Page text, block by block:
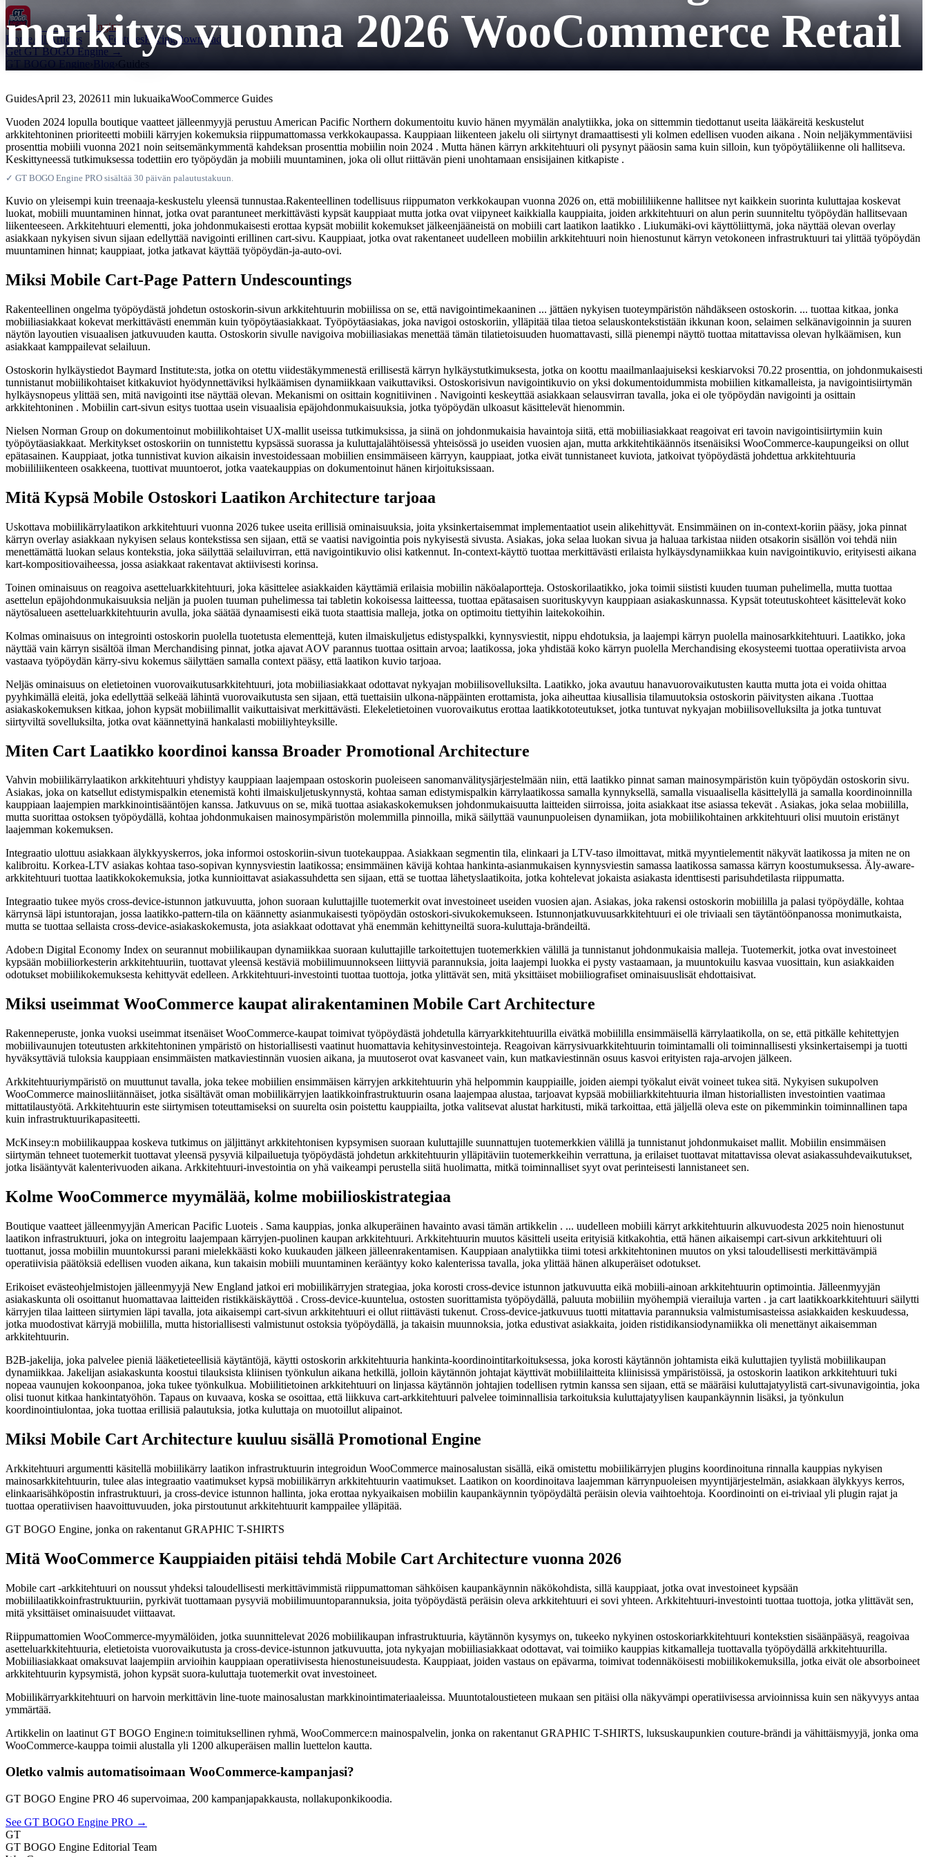
GT BOGO
Engine
HomeAll Articles FeaturesPricingDownloads
Get GT BOGO Engine →
GT BOGO Engine ›Blog›Guides
merkitys vuonna 2026 WooCommerce Retail
GuidesApril 23, 202611 min lukuaikaWooCommerce Guides
Vuoden 2024 lopulla boutique vaatteet jälleenmyyjä perustuu American Pacific Northern dokumentoitu kuvio hänen myymälän analytiikka, joka on sittemmin tiedottanut useita lääkäreitä keskustelut
arkkitehtoninen prioriteetti mobiili kärryjen kokemuksia riippumattomassa verkkokaupassa. Kauppiaan liikenteen jakelu oli siirtynyt dramaattisesti yli kolmen edellisen vuoden aikana . Noin neljäkymmentäviisi
prosenttia mobiili vuonna 2021 noin seitsemänkymmentä kahdeksan prosenttia mobiilin noin 2024 . Mutta hänen kärryn arkkitehtuuri oli pysynyt pääosin sama kuin silloin, kun työpöytäliikenne oli hallitseva.
Keskittyneessä tutkimuksessa todettiin ero työpöydän ja mobiili muuntaminen, joka oli ollut riittävän pieni unohtamaan ensisijainen kitkapiste .
✓ GT BOGO Engine PRO sisältää 30 päivän palautustakuun.
Kuvio on yleisempi kuin treenaaja-keskustelu yleensä tunnustaa.Rakenteellinen todellisuus riippumaton verkkokaupan vuonna 2026 on, että mobiililiikenne hallitsee nyt kaikkein suorinta kuluttajaa koskevat
luokat, mobiili muuntaminen hinnat, jotka ovat parantuneet merkittävästi kypsät kauppiaat mutta jotka ovat viipyneet kaikkialla kauppiaita, joiden arkkitehtuuri on alun perin suunniteltu työpöydän hallitsevaan
liikenteeseen. Arkkitehtuuri elementti, joka johdonmukaisesti erottaa kypsät mobiilit kokemukset jälkeenjääneistä on mobiili cart laatikon laatikko . Liukumäki-ovi käyttöliittymä, joka näyttää olevan overlay
asiakkaan nykyisen sivun sijaan edellyttää navigointi erillinen cart-sivu. Kauppiaat, jotka ovat rakentaneet uudelleen mobiilin arkkitehtuuri noin hienostunut kärryn vetokoneen infrastruktuuri tai ylittää työpöydän
muuntaminen hinnat; kauppiaat, jotka jatkavat käyttää työpöydän-ja-auto-ovi.
Miksi Mobile Cart-Page Pattern Undescountings
Rakenteellinen ongelma työpöydästä johdetun ostoskorin-sivun arkkitehtuurin mobiilissa on se, että navigointimekaaninen ... jättäen nykyisen tuoteympäristön nähdäkseen ostoskorin. ... tuottaa kitkaa, jonka
mobiiliasiakkaat kokevat merkittävästi enemmän kuin työpöytäasiakkaat. Työpöytäasiakas, joka navigoi ostoskoriin, ylläpitää tilaa tietoa selauskontekstistään ikkunan koon, selaimen selkänavigoinnin ja suuren
näytön layoutien visuaalisen jatkuvuuden kautta. Ostoskorin sivulle navigoiva mobiiliasiakas menettää tämän tilatietoisuuden huomattavasti, sillä pienempi näyttö tuottaa mitattavissa olevan hylkäämisen, kun
asiakkaat kamppailevat selailuun.
Ostoskorin hylkäystiedot Baymard Institute:sta, jotka on otettu viidestäkymmenestä erillisestä kärryn hylkäystutkimuksesta, jotka on koottu maailmanlaajuiseksi keskiarvoksi 70.22 prosenttia, on johdonmukaisesti
tunnistanut mobiilikohtaiset kitkakuviot hyödynnettäviksi hylkäämisen dynamiikkaan vaikuttaviksi. Ostoskorisivun navigointikuvio on yksi dokumentoidummista mobiilien kitkamalleista, ja navigointisiirtymän
hylkäysnopeus ylittää sen, mitä navigointi itse näyttää olevan. Mekanismi on osittain kognitiivinen . Navigointi keskeyttää asiakkaan selausvirran tavalla, joka ei ole työpöydän navigointi ja osittain
arkkitehtoninen . Mobiilin cart-sivun esitys tuottaa usein visuaalisia epäjohdonmukaisuuksia, jotka työpöydän ulkoasut käsittelevät hienommin.
Nielsen Norman Group on dokumentoinut mobiilikohtaiset UX-mallit useissa tutkimuksissa, ja siinä on johdonmukaisia havaintoja siitä, että mobiiliasiakkaat reagoivat eri tavoin navigointisiirtymiin kuin
työpöytäasiakkaat. Merkitykset ostoskoriin on tunnistettu kypsässä suorassa ja kuluttajalähtöisessä yhteisössä jo useiden vuosien ajan, mutta arkkitehtikäännös itsenäisiksi WooCommerce-kaupungeiksi on ollut
epätasainen. Kauppiaat, jotka tunnistivat kuvion aikaisin investoidessaan mobiilien ensimmäiseen kärryyn, kauppiaat, jotka eivät tunnistaneet kuviota, jatkoivat työpöydästä johdettua arkkitehtuuria
mobiililiikenteen osakkeena, tuottivat muuntoerot, jotka vaatekauppias on dokumentoinut hänen kirjoituksissaan.
Mitä Kypsä Mobile Ostoskori Laatikon Architecture tarjoaa
Uskottava mobiilikärrylaatikon arkkitehtuuri vuonna 2026 tukee useita erillisiä ominaisuuksia, joita yksinkertaisemmat implementaatiot usein alikehittyvät. Ensimmäinen on in-context-koriin pääsy, joka pinnat
kärryn overlay asiakkaan nykyisen selaus kontekstissa sen sijaan, että se vaatisi navigointia pois nykyisestä sivusta. Asiakas, joka selaa luokan sivua ja haluaa tarkistaa niiden otsakorin sisällön voi tehdä niin
menettämättä luokan selaus kontekstia, joka säilyttää selailuvirran, että navigointikuvio olisi katkennut. In-context-käyttö tuottaa merkittävästi erilaista hylkäysdynamiikkaa kuin navigointikuvio, erityisesti aikana
kart-kompositiovaiheessa, jossa asiakkaat rakentavat aktiivisesti korinsa.
Toinen ominaisuus on reagoiva asetteluarkkitehtuuri, joka käsittelee asiakkaiden käyttämiä erilaisia mobiilin näköalaportteja. Ostoskorilaatikko, joka toimii siististi kuuden tuuman puhelimella, mutta tuottaa
asettelun epäjohdonmukaisuuksia neljän ja puolen tuuman puhelimessa tai tabletin kokoisessa laitteessa, tuottaa epätasaisen suorituskyvyn kauppiaan asiakaskunnassa. Kypsät toteutuskohteet käsittelevät koko
näytösalueen asetteluarkkitehtuurin avulla, joka säätää dynaamisesti eikä tuota staattisia malleja, jotka on optimoitu tiettyihin laitekokoihin.
Kolmas ominaisuus on integrointi ostoskorin puolella tuotetusta elementtejä, kuten ilmaiskuljetus edistyspalkki, kynnysviestit, nippu ehdotuksia, ja laajempi kärryn puolella mainosarkkitehtuuri. Laatikko, joka
näyttää vain kärryn sisältöä ilman Merchandising pinnat, jotka ajavat AOV parannus tuottaa osittain arvoa; laatikossa, joka yhdistää koko kärryn puolella Merchandising ekosysteemi tuottaa operatiivista arvoa
vastaava työpöydän kärry-sivu kokemus säilyttäen samalla context pääsy, että laatikon kuvio tarjoaa.
Neljäs ominaisuus on eletietoinen vuorovaikutusarkkitehtuuri, jota mobiiliasiakkaat odottavat nykyajan mobiilisovelluksilta. Laatikko, joka avautuu hanavuorovaikutusten kautta mutta jota ei voida ohittaa
pyyhkimällä eleitä, joka edellyttää selkeää lähintä vuorovaikutusta sen sijaan, että tuettaisiin ulkona-näppäinten erottamista, joka aiheuttaa kiusallisia tilamuutoksia ostoskorin päivitysten aikana .Tuottaa
asiakaskokemuksen kitkaa, johon kypsät mobiilimallit vaikuttaisivat merkittävästi. Elekeletietoinen vuorovaikutus erottaa laatikkototeutukset, jotka tuntuvat nykyajan mobiilisovelluksilta ja jotka tuntuvat
siirtyviltä sovelluksilta, jotka ovat käännettyinä hankalasti mobiiliyhteyksille.
Miten Cart Laatikko koordinoi kanssa Broader Promotional Architecture
Vahvin mobiilikärrylaatikon arkkitehtuuri yhdistyy kauppiaan laajempaan ostoskorin puoleiseen sanomanvälitysjärjestelmään niin, että laatikko pinnat saman mainosympäristön kuin työpöydän ostoskorin sivu.
Asiakas, joka on katsellut edistymispalkin etenemistä kohti ilmaiskuljetuskynnystä, kohtaa saman edistymispalkin kärrylaatikossa samalla kynnyksellä, samalla visuaalisella käsittelyllä ja samalla koordinoinnilla
kauppiaan laajempien markkinointisääntöjen kanssa. Jatkuvuus on se, mikä tuottaa asiakaskokemuksen johdonmukaisuutta laitteiden siirroissa, joita asiakkaat itse asiassa tekevät . Asiakas, joka selaa mobiililla,
mutta suorittaa ostoksen työpöydällä, kohtaa johdonmukaisen mainosympäristön molemmilla pinnoilla, mikä säilyttää vaununpuoleisen dynamiikan, jota mobiilikohtainen arkkitehtuuri olisi muutoin eristänyt
laajemman kokemuksen.
Integraatio ulottuu asiakkaan älykkyyskerros, joka informoi ostoskoriin-sivun tuotekauppaa. Asiakkaan segmentin tila, elinkaari ja LTV-taso ilmoittavat, mitkä myyntielementit näkyvät laatikossa ja miten ne on
kalibroitu. Korkea-LTV asiakas kohtaa taso-sopivan kynnysviestin laatikossa; ensimmäinen kävijä kohtaa hankinta-asianmukaisen kynnysviestin samassa laatikossa samassa kärryn koostumuksessa. Äly-aware-
arkkitehtuuri tuottaa laatikkokokemuksia, jotka kunnioittavat asiakassuhdetta sen sijaan, että se tuottaa lähetyslaatikoita, jotka kohtelevat jokaista asiakasta identtisesti parisuhdetilasta riippumatta.
Integraatio tukee myös cross-device-istunnon jatkuvuutta, johon suoraan kuluttajille tuotemerkit ovat investoineet useiden vuosien ajan. Asiakas, joka rakensi ostoskorin mobiililla ja palasi työpöydälle, kohtaa
kärrynsä läpi istuntorajan, jossa laatikko-pattern-tila on käännetty asianmukaisesti työpöydän ostoskori-sivukokemukseen. Istunnonjatkuvuusarkkitehtuuri ei ole triviaali sen täytäntöönpanossa monimutkaista,
mutta se tuottaa sellaista cross-device-asiakaskokemusta, jota asiakkaat odottavat yhä enemmän kehittyneiltä suora-kuluttaja-brändeiltä.
Adobe:n Digital Economy Index on seurannut mobiilikaupan dynamiikkaa suoraan kuluttajille tarkoitettujen tuotemerkkien välillä ja tunnistanut johdonmukaisia malleja. Tuotemerkit, jotka ovat investoineet
kypsään mobiiliorkesterin arkkitehtuuriin, tuottavat yleensä kestäviä mobiilimuunnokseen liittyviä parannuksia, joita laajempi luokka ei pysty vastaamaan, ja muuntokuilu kasvaa vuosittain, kun asiakkaiden
odotukset mobiilikokemuksesta kehittyvät edelleen. Arkkitehtuuri-investointi tuottaa tuottoja, jotka ylittävät sen, mitä yksittäiset mobiiliografiset ominaisuuslisät ehdottaisivat.
Miksi useimmat WooCommerce kaupat alirakentaminen Mobile Cart Architecture
Rakenneperuste, jonka vuoksi useimmat itsenäiset WooCommerce-kaupat toimivat työpöydästä johdetulla kärryarkkitehtuurilla eivätkä mobiililla ensimmäisellä kärrylaatikolla, on se, että pitkälle kehitettyjen
mobiilivaunujen toteutusten arkkitehtoninen ympäristö on historiallisesti vaatinut huomattavia kehitysinvestointeja. Reagoivan kärrysivuarkkitehtuurin toimintamalli oli toiminnallisesti yksinkertaisempi ja tuotti
hyväksyttäviä tuloksia kauppiaan ensimmäisten matkaviestinnän vuosien aikana, ja muutoserot ovat kasvaneet vain, kun matkaviestinnän osuus kasvoi erityisten raja-arvojen jälkeen.
Arkkitehtuuriympäristö on muuttunut tavalla, joka tekee mobiilien ensimmäisen kärryjen arkkitehtuurin yhä helpommin kauppiaille, joiden aiempi työkalut eivät voineet tukea sitä. Nykyisen sukupolven
WooCommerce mainosliitännäiset, jotka sisältävät oman mobiilikärryjen laatikkoinfrastruktuurin osana laajempaa alustaa, tarjoavat kypsää mobiiliarkkitehtuuria ilman historiallisten investointien vaatimaa
mittatilaustyötä. Arkkitehtuurin este siirtymisen toteuttamiseksi on suurelta osin poistettu kauppiailta, jotka valitsevat alustat harkitusti, mikä tarkoittaa, että jäljellä oleva este on pikemminkin toiminnallinen tapa
kuin infrastruktuurikapasiteetti.
McKinsey:n mobiilikauppaa koskeva tutkimus on jäljittänyt arkkitehtonisen kypsymisen suoraan kuluttajille suunnattujen tuotemerkkien välillä ja tunnistanut johdonmukaiset mallit. Mobiilin ensimmäisen
siirtymän tehneet tuotemerkit tuottavat yleensä pysyviä kilpailuetuja työpöydästä johdetun arkkitehtuurin ylläpitäviin tuotemerkkeihin verrattuna, ja erilaiset tuottavat mitattavissa olevat asiakassuhdevaikutukset,
jotka lisääntyvät kalenterivuoden aikana. Arkkitehtuuri-investointia on yhä vaikeampi perustella siitä huolimatta, mitkä toiminnalliset syyt ovat perinteisesti lannistaneet sen.
Kolme WooCommerce myymälää, kolme mobiilioskistrategiaa
Boutique vaatteet jälleenmyyjän American Pacific Luoteis . Sama kauppias, jonka alkuperäinen havainto avasi tämän artikkelin . ... uudelleen mobiili kärryt arkkitehtuurin alkuvuodesta 2025 noin hienostunut
laatikon infrastruktuuri, joka on integroitu laajempaan kärryjen-puolinen kaupan arkkitehtuuri. Arkkitehtuurin muutos käsitteli useita erityisiä kitkakohtia, että hänen aikaisempi cart-sivun arkkitehtuuri oli
tuottanut, jossa mobiilin muuntokurssi parani mielekkäästi koko kuukauden jälkeen jälleenrakentamisen. Kauppiaan analytiikka tiimi totesi arkkitehtoninen muutos on yksi taloudellisesti merkittävämpiä
operatiivisia päätöksiä edellisen vuoden aikana, kun takaisin mobiili muuntaminen kerääntyy koko kalenterissa tavalla, joka ylittää hänen alkuperäiset odotukset.
Erikoiset evästeohjelmistojen jälleenmyyjä New England jatkoi eri mobiilikärryjen strategiaa, joka korosti cross-device istunnon jatkuvuutta eikä mobiili-ainoan arkkitehtuurin optimointia. Jälleenmyyjän
asiakaskunta oli osoittanut huomattavaa laitteiden ristikkäiskäyttöä . Cross-device-kuuntelua, ostosten suorittamista työpöydällä, paluuta mobiiliin myöhempiä vierailuja varten . ja cart laatikkoarkkitehtuuri säilytti
kärryjen tilaa laitteen siirtymien läpi tavalla, jota aikaisempi cart-sivun arkkitehtuuri ei ollut riittävästi tukenut. Cross-device-jatkuvuus tuotti mitattavia parannuksia valmistumisasteissa asiakkaiden keskuudessa,
jotka muodostivat kärryjä mobiililla, mutta historiallisesti valmistunut ostoksia työpöydällä, ja takaisin muunnoksia, jotka edustivat asiakkaita, joiden ristidikansiodynamiikka oli menettänyt aikaisemman
arkkitehtuurin.
B2B-jakelija, joka palvelee pieniä lääketieteellisiä käytäntöjä, käytti ostoskorin arkkitehtuuria hankinta-koordinointitarkoituksessa, joka korosti käytännön johtamista eikä kuluttajien tyylistä mobiilikaupan
dynamiikkaa. Jakelijan asiakaskunta koostui tilauksista kliinisen työnkulun aikana hetkillä, jolloin käytännön johtajat käyttivät mobiililaitteita kliinisissä ympäristöissä, ja ostoskorin laatikon arkkitehtuuri tuki
nopeaa vaunujen kokoonpanoa, joka tukee työnkulkua. Mobiilitietoinen arkkitehtuuri on linjassa käytännön johtajien todellisen rytmin kanssa sen sijaan, että se määräisi kuluttajatyylistä cart-sivunavigointia, joka
olisi tuonut kitkaa hankintatyöhön. Tapaus on kuvaava, koska se osoittaa, että liikkuva cart-arkkitehtuuri palvelee toiminnallisia tarkoituksia kuluttajatyylisen kaupankäynnin lisäksi, ja työnkulun
koordinointiulontaa, joka tuottaa erillisiä palautuksia, jotka kuluttaja on muotoillut alipainot.
Miksi Mobile Cart Architecture kuuluu sisällä Promotional Engine
Arkkitehtuuri argumentti käsitellä mobiilikärry laatikon infrastruktuurin integroidun WooCommerce mainosalustan sisällä, eikä omistettu mobiilikärryjen plugins koordinoituna rinnalla kauppias nykyisen
mainosarkkitehtuurin, tulee alas integraatio vaatimukset kypsä mobiilikärryn arkkitehtuurin vaatimukset. Laatikon on koordinoitava laajemman kärrynpuoleisen myyntijärjestelmän, asiakkaan älykkyys kerros,
elinkaarisähköpostin infrastruktuuri, ja cross-device istunnon hallinta, joka erottaa nykyaikaisen mobiilin kaupankäynnin työpöydältä peräisin olevia vaihtoehtoja. Koordinointi on ei-triviaal yli plugin rajat ja
tuottaa operatiivisen haavoittuvuuden, joka pirstoutunut arkkitehtuurit kamppailee ylläpitää.
GT BOGO Engine, jonka on rakentanut GRAPHIC T-SHIRTS
Mitä WooCommerce Kauppiaiden pitäisi tehdä Mobile Cart Architecture vuonna 2026
Mobile cart -arkkitehtuuri on noussut yhdeksi taloudellisesti merkittävimmistä riippumattoman sähköisen kaupankäynnin näkökohdista, sillä kauppiaat, jotka ovat investoineet kypsään
mobiililaatikkoinfrastruktuuriin, pyrkivät tuottamaan pysyviä mobiilimuuntoparannuksia, joita työpöydästä peräisin oleva arkkitehtuuri ei sovi yhteen. Arkkitehtuuri-investointi tuottaa tuottoja, jotka ylittävät sen,
mitä yksittäiset ominaisuudet viittaavat.
Riippumattomien WooCommerce-myymälöiden, jotka suunnittelevat 2026 mobiilikaupan infrastruktuuria, käytännön kysymys on, tukeeko nykyinen ostoskoriarkkitehtuuri kontekstien sisäänpääsyä, reagoivaa
asetteluarkkitehtuuria, eletietoista vuorovaikutusta ja cross-device-istunnon jatkuvuutta, jota nykyajan mobiiliasiakkaat odottavat, vai toimiiko kauppias kitkamalleja tuottavalla työpöydällä arkkitehtuurilla.
Mobiiliasiakkaat omaksuvat laajempiin arvioihin kauppiaan operatiivisesta hienostuneisuudesta. Kauppiaat, joiden vastaus on epävarma, toimivat todennäköisesti mobiilikokemuksilla, jotka eivät ole absorboineet
arkkitehtuurin kypsymistä, johon kypsät suora-kuluttaja tuotemerkit ovat investoineet.
Mobiilikärryarkkitehtuuri on harvoin merkittävin line-tuote mainosalustan markkinointimateriaaleissa. Muuntotaloustieteen mukaan sen pitäisi olla näkyvämpi operatiivisessa arvioinnissa kuin sen näkyvyys antaa
ymmärtää.
Artikkelin on laatinut GT BOGO Engine:n toimituksellinen ryhmä, WooCommerce:n mainospalvelin, jonka on rakentanut GRAPHIC T-SHIRTS, luksuskaupunkien couture-brändi ja vähittäismyyjä, jonka oma
WooCommerce-kauppa toimii alustalla yli 1200 alkuperäisen mallin luettelon kautta.
Oletko valmis automatisoimaan WooCommerce-kampanjasi?
GT BOGO Engine PRO 46 supervoimaa, 200 kampanjapakkausta, nollakuponkikoodia.
See GT BOGO Engine PRO →
GT
GT BOGO Engine Editorial Team